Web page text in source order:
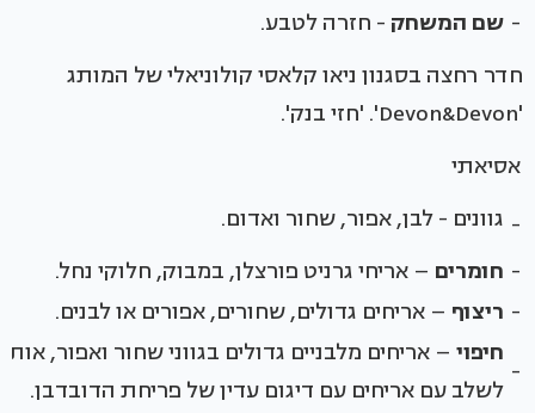
- שם המשחק - חזרה לטבע.
חדר רחצה בסגנון ניאו קלאסי קולוניאלי של המותג
'Devon&Devon'. 'חזי בנק'.
אסיאתי
- גוונים - לבן, אפור, שחור ואדום.
- חומרים – אריחי גרניט פורצלן, במבוק, חלוקי נחל.
- ריצוף – אריחים גדולים, שחורים, אפורים או לבנים.
-
חיפוי – אריחים מלבניים גדולים בגווני שחור ואפור,
לשלב עם אריחים עם דיגום עדין של פריחת הדובדבן.